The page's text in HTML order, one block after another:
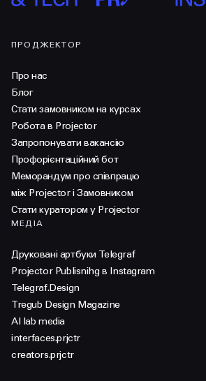
ПРОДЖЕКТОР
Про нас
Блог
Стати замовником на курсах
Робота в Projector
Запропонувати вакансію
Профорієнтаційний бот
Меморандум про співпрацю
між Projector і Замовником
Стати куратором у Projector
МЕДІА
Друковані артбуки Telegraf
Projector Publisnihg в Instagram
Telegraf.Design
Tregub Design Magazine
AI lab media
interfaces.prjctr
creators.prjctr